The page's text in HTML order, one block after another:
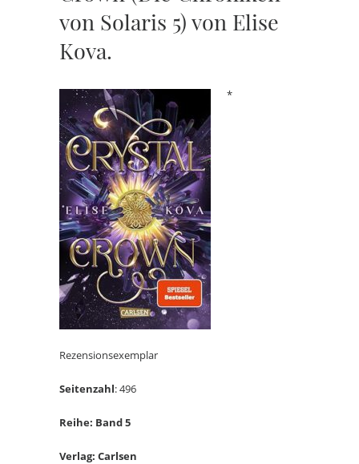
von Solaris 5) von Elise
Kova.
*
Rezensionsexemplar
Seitenzahl: 496
Reihe: Band 5
Verlag: Carlsen